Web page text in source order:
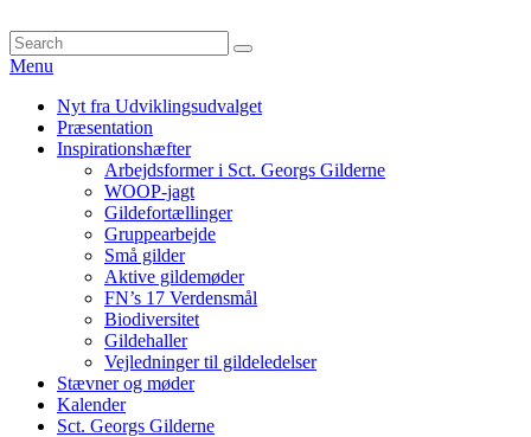
to
content
Search
for:
Søg
Menu
Primær
menu
Nyt fra Udviklingsudvalget
Præsentation
Inspirationshæfter
Arbejdsformer i Sct. Georgs Gilderne
WOOP-jagt
Gildefortællinger
Gruppearbejde
Små gilder
Aktive gildemøder
FN’s 17 Verdensmål
Biodiversitet
Gildehaller
Vejledninger til gildeledelser
Stævner og møder
Kalender
Sct. Georgs Gilderne